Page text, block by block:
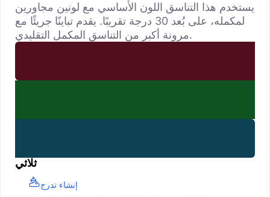
يستخدم هذا التناسق اللون الأساسي مع لونين مجاورين
لمكمله، على بُعد 30 درجة تقريبًا. يقدم تباينًا جريئًا مع
مرونة أكبر من التناسق المكمل التقليدي.
ثلاثي
إنشاء تدرج